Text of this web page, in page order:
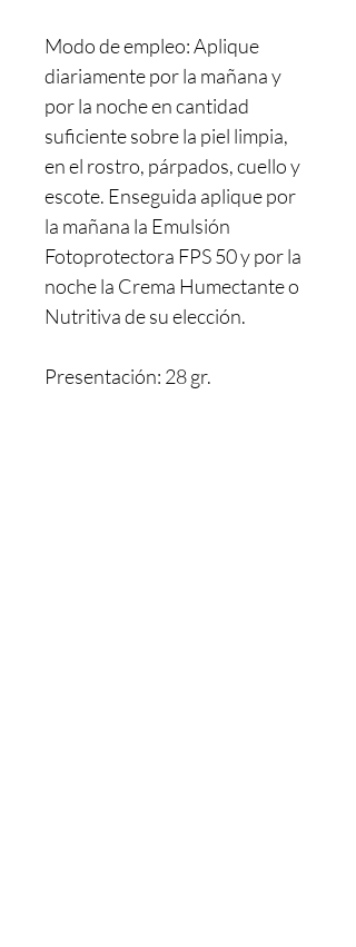
Modo de empleo: Aplique
diariamente por la mañana y
por la noche en cantidad
suficiente sobre la piel limpia,
en el rostro, párpados, cuello y
escote. Enseguida aplique por
la mañana la Emulsión
Fotoprotectora FPS 50 y por la
noche la Crema Humectante o
Nutritiva de su elección.
Presentación: 28 gr.